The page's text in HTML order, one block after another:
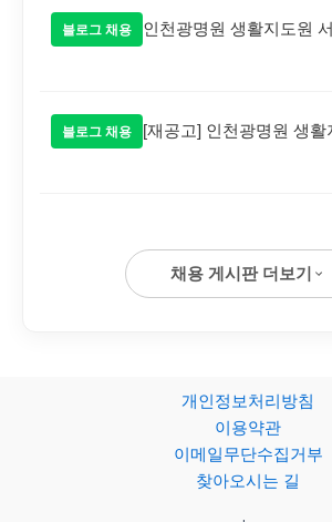
블로그 채용
블로그 채용
채용 게시판 더보기
개인정보처리방침
이용약관
이메일무단수집거부
찾아오시는 길